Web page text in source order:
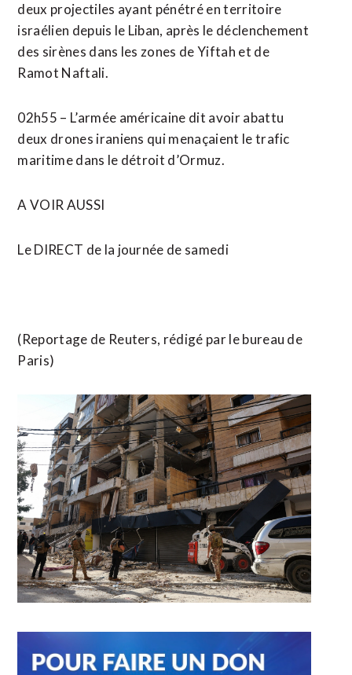
deux projectiles ayant pénétré en territoire
israélien depuis le Liban, après le déclenchement
des sirènes ​dans les zones de Yiftah et de
Ramot Naftali.
02h55 – L’armée américaine dit avoir abattu
deux drones iraniens qui menaçaient le trafic
maritime dans le détroit d’Ormuz.
A ​VOIR AUSSI
Le DIRECT de la journée de samedi
(Reportage de Reuters, rédigé par le bureau de
Paris)